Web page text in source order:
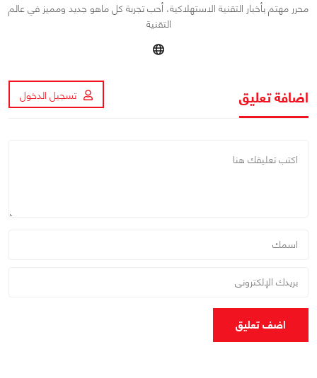
محرر مهتم بأخبار التقنية الاستهلاكية، أحب تجربة كل ماهو جديد ومميز في عالم
التقنية
اضافة تعليق تسجيل الدخول
اضف تعليق